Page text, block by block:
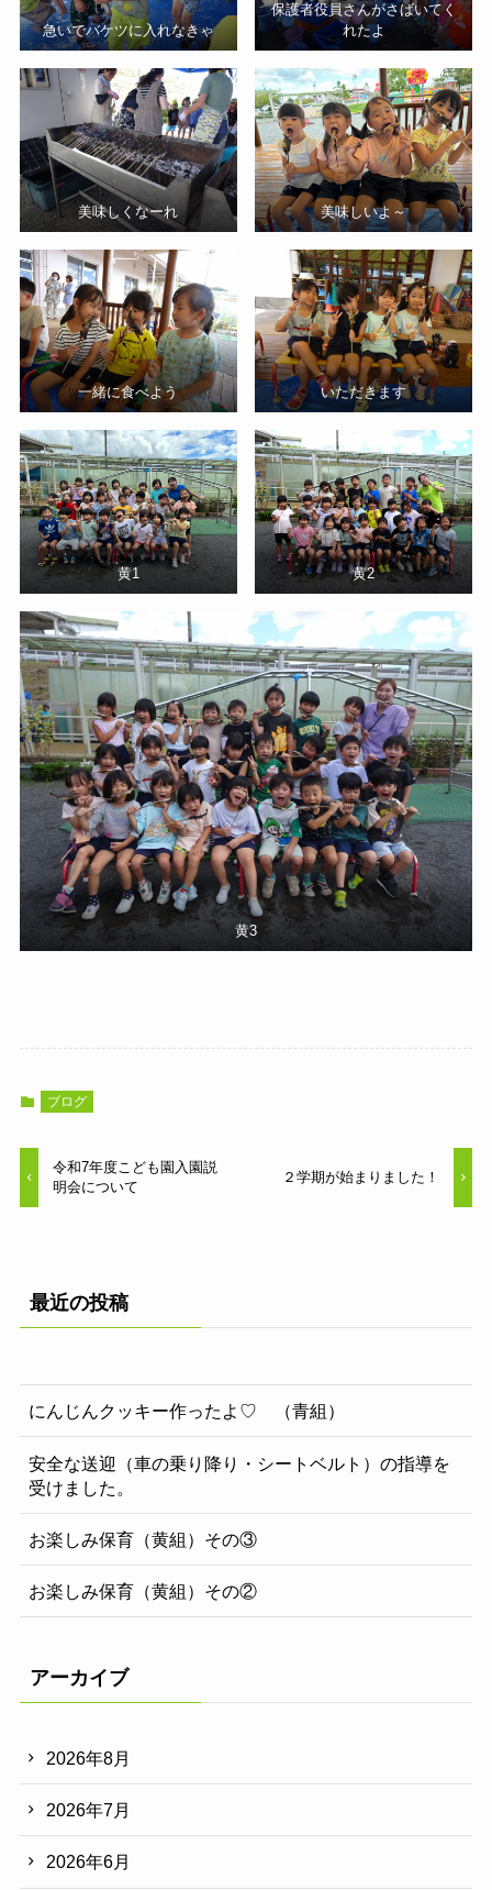
急いでバケツに入れなきゃ
保護者役員さんがさばいてく
れたよ
美味しくなーれ 美味しいよ～
一緒に食べよう いただきます
黄1 黄2
黄3
ブログ
令和7年度こども園入園説
明会について
２学期が始まりました！
最近の投稿
にんじんクッキー作ったよ♡ （青組）
安全な送迎（車の乗り降り・シートベルト）の指導を
受けました。
お楽しみ保育（黄組）その③
お楽しみ保育（黄組）その②
アーカイブ
2026年8月
2026年7月
2026年6月